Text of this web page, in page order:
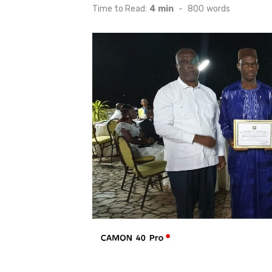
Time to Read: 4 min - 800 words